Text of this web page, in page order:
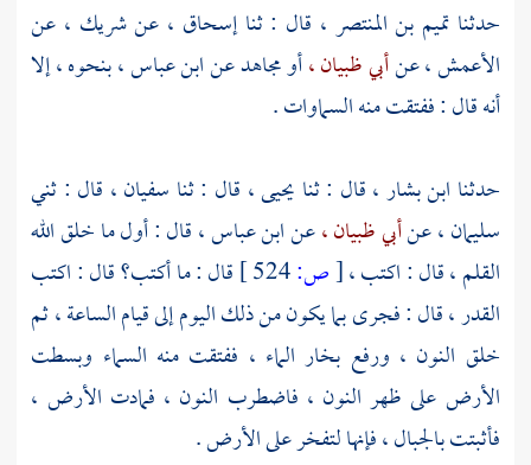
حدثنا تميم بن المنتصر ، قال : ثناإسحاق ، عنشريك ، عن
الأعمش ،عنأبي ظبيان ،أومجاهدعنابن عباس ،بنحوه ، إلا
أنه قال : ففتقت منه السماوات .
حدثنا ابن بشار ،قال : ثنا يحيى ، قال : ثنا سفيان ، قال : ثني
سليمان ،عنأبي ظبيان ،عنابن عباس ،قال : أول ما خلق الله
القلم ، قال : اكتب ،[ص:
قال : ما أكتب؟ قال : اكتب
القدر ، قال : فجرى بما يكون من ذلك اليوم إلى قيام الساعة ، ثم
خلق النون ، ورفع بخار الماء ، ففتقت منه السماء وبسطت
الأرض على ظهر النون ، فاضطرب النون ، فمادت الأرض ،
فأثبتت بالجبال ، فإنها لتفخر على الأرض .